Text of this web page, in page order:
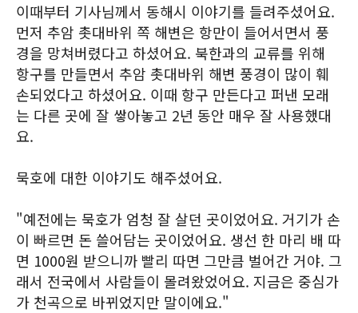
이때부터 기사님께서 동해시 이야기를 들려주셨어요.
먼저 추암 촛대바위 쪽 해변은 항만이 들어서면서 풍
경을 망쳐버렸다고 하셨어요. 북한과의 교류를 위해
항구를 만들면서 추암 촛대바위 해변 풍경이 많이 훼
손되었다고 하셨어요. 이때 항구 만든다고 퍼낸 모래
는 다른 곳에 잘 쌓아놓고 2년 동안 매우 잘 사용했대
요.
묵호에 대한 이야기도 해주셨어요.
"예전에는 묵호가 엄청 잘 살던 곳이었어요. 거기가 손
이 빠르면 돈 쓸어담는 곳이었어요. 생선 한 마리 배 따
면 1000원 받으니까 빨리 따면 그만큼 벌어간 거야. 그
래서 전국에서 사람들이 몰려왔었어요. 지금은 중심가
가 천곡으로 바뀌었지만 말이에요."